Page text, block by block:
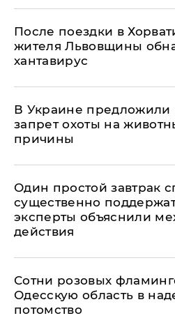
После поездки в
жителя Львовщины
хантавирус
В Украине предложили
запрет охоты на
причины
Один простой завтрак
существенно
эксперты объяснили
действия
Сотни розовых
Одесскую область в
потомство